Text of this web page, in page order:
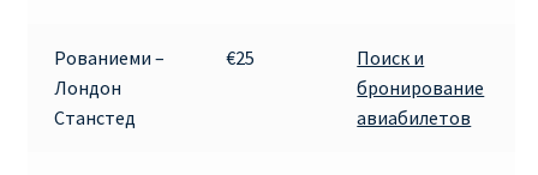
ПРАВИЛА RYANAIR В АЭРОПОРТУ И НА БОРТУ
ПРАВИЛА ПРОВОЗА БАГАЖА RYANAIR
Рованиеми –
Лондон
Станстед
€25
Поиск и
бронирование
авиабилетов